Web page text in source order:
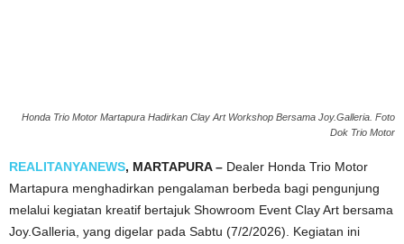
Honda Trio Motor Martapura Hadirkan Clay Art Workshop Bersama Joy.Galleria. Foto
Dok Trio Motor
REALITANYANEWS, MARTAPURA – Dealer Honda Trio Motor
Martapura menghadirkan pengalaman berbeda bagi pengunjung
melalui kegiatan kreatif bertajuk Showroom Event Clay Art bersama
Joy.Galleria, yang digelar pada Sabtu (7/2/2026). Kegiatan ini